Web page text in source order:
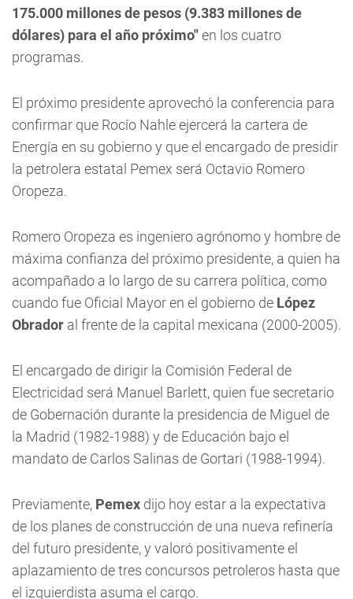
175.000 millones de pesos (9.383 millones de
dólares) para el año próximo"en los cuatro
programas.
El próximo presidente aprovechó la conferencia para
confirmar que Rocío Nahle ejercerá la cartera de
Energía en su gobierno y que el encargado de presidir
la petrolera estatal Pemex será Octavio Romero
Oropeza.
Romero Oropeza es ingeniero agrónomo y hombre de
máxima confianza del próximo presidente, a quien ha
acompañado a lo largo de su carrera política, como
cuando fue Oficial Mayor en el gobierno de López
Obrador al frente de la capital mexicana (2000-2005).
El encargado de dirigir la Comisión Federal de
Electricidad será Manuel Barlett, quien fue secretario
de Gobernación durante la presidencia de Miguel de
la Madrid (1982-1988) y de Educación bajo el
mandato de Carlos Salinas de Gortari (1988-1994).
Previamente, Pemex dijo hoy estar a la expectativa
de los planes de construcción de una nueva refinería
del futuro presidente, y valoró positivamente el
aplazamiento de tres concursos petroleros hasta que
el izquierdista asuma el cargo.